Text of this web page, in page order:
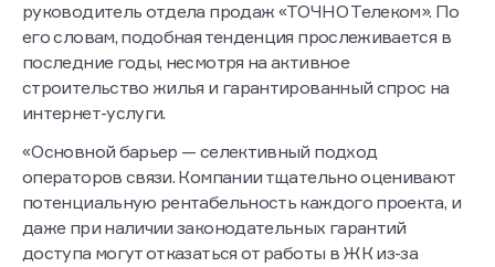
таких объектов, считает Максим Латышев,
руководитель отдела продаж «ТОЧНО Телеком». По
его словам, подобная тенденция прослеживается в
последние годы, несмотря на активное
строительство жилья и гарантированный спрос на
«Основной барьер — селективный подход
операторов связи. Компании тщательно оценивают
потенциальную рентабельность каждого проекта, и
даже при наличии законодательных гарантий